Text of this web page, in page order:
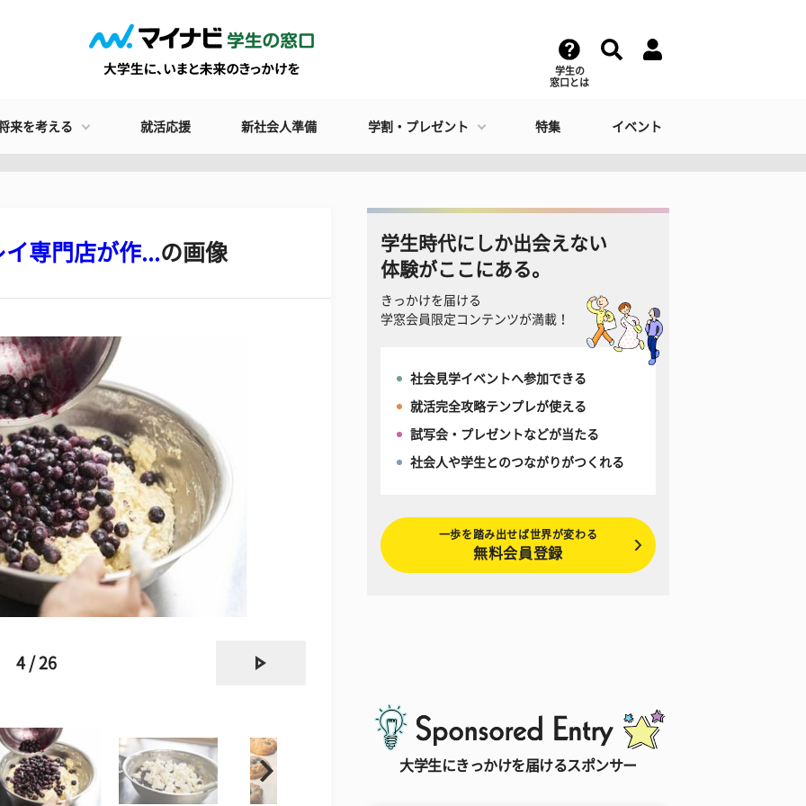
学生の
窓口とは
来を考える 就活応援 新社会人準備 学割・プレゼント 特集 イベント
専門店が作...の画像
4 / 26
学生時代にしか出会えない
体験がここにある。
きっかけを届ける
学窓会員限定コンテンツが満載！
社会見学イベントへ参加できる
就活完全攻略テンプレが使える
試写会・プレゼントなどが当たる
社会人や学生とのつながりがつくれる
一歩を踏み出せば世界が変わる
無料会員登録
大学生にきっかけを届けるスポンサー